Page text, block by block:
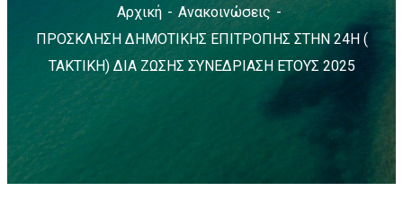
Αρχική
Ανακοινώσεις
ΠΡΟΣΚΛΗΣΗ ΔΗΜΟΤΙΚΗΣ ΕΠΙΤΡΟΠΗΣ ΣΤΗΝ 24Η (
ΤΑΚΤΙΚΗ) ΔΙΑ ΖΩΣΗΣ ΣΥΝΕΔΡΙΑΣΗ ΕΤΟΥΣ 2025